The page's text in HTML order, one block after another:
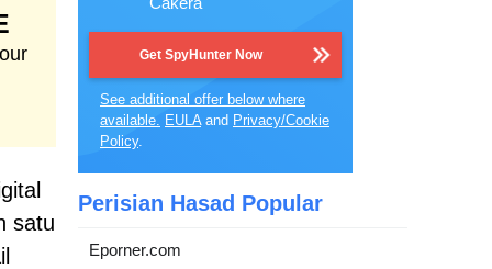
satu
Get SpyHunter Now
See additional offer below where
available. EULAand Privacy/Cookie
Policy.
Perisian Hasad Popular
Eporner.com